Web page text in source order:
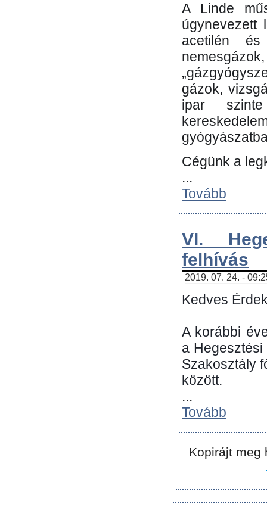
A Linde
úgynevezett
acetilén és
gázok,
ipar
Cégünk a
...
Tovább
VI.
felhívás
2019. 07. 24. -
Kedves
A korábbi
a
Szakosztály
között.
...
Tovább
Kopirájt meg